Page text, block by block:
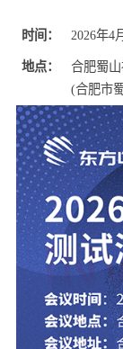
时间： 2026年4
地点：
合肥蜀
(合肥市